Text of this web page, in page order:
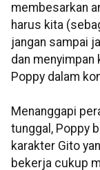
membesarkan
harus kita
jangan sampai
dan menyimpan
Poppy dalam
Menanggapi
tunggal, Poppy
karakter Gito
bekerja cukup